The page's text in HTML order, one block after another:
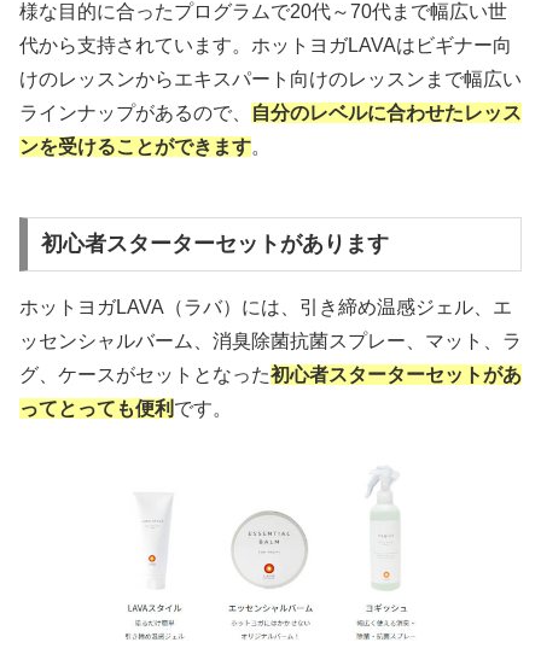
様な目的に合ったプログラムで20代～70代まで幅広い世
代から支持されています。ホットヨガLAVAはビギナー向
けのレッスンからエキスパート向けのレッスンまで幅広い
ラインナップがあるので、
自分のレベルに合わせたレッス
ンを受けることができます。
初心者スターターセットがあります
ホットヨガLAVA（ラバ）には、引き締め温感ジェル、エ
ッセンシャルバーム、消臭除菌抗菌スプレー、マット、ラ
グ、ケースがセットとなった初心者スターターセットがあ
ってとっても便利 です。